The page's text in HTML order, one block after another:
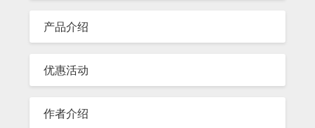
产品介绍
优惠活动
作者介绍